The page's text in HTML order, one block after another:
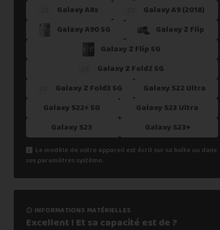
Galaxy A8s
Galaxy A9 (2018)
Galaxy A90 5G
Galaxy Z Flip
Galaxy Z Flip 5G
Galaxy Z Fold2 5G
Galaxy Z Fold3 5G
Galaxy S22 Ultra
Galaxy S22+ 5G
Galaxy S23 Ultra
Galaxy S23
Galaxy S23+
Le modèle de votre appareil est écrit sur sa boîte ou dans
ses paramètres système.
informations matérielles
Excellent ! Et sa capacitéest de ?